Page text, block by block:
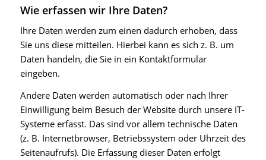
Wie erfassen wir Ihre Daten?
Ihre Daten werden zum einen dadurch erhoben, dass
Sie uns diese mitteilen. Hierbei kann es sich z. B. um
Daten handeln, die Sie in ein Kontaktformular
eingeben.
Andere Daten werden automatisch oder nach Ihrer
Einwilligung beim Besuch der Website durch unsere IT-
Systeme erfasst. Das sind vor allem technische Daten
(z. B. Internetbrowser, Betriebssystem oder Uhrzeit des
Seitenaufrufs). Die Erfassung dieser Daten erfolgt